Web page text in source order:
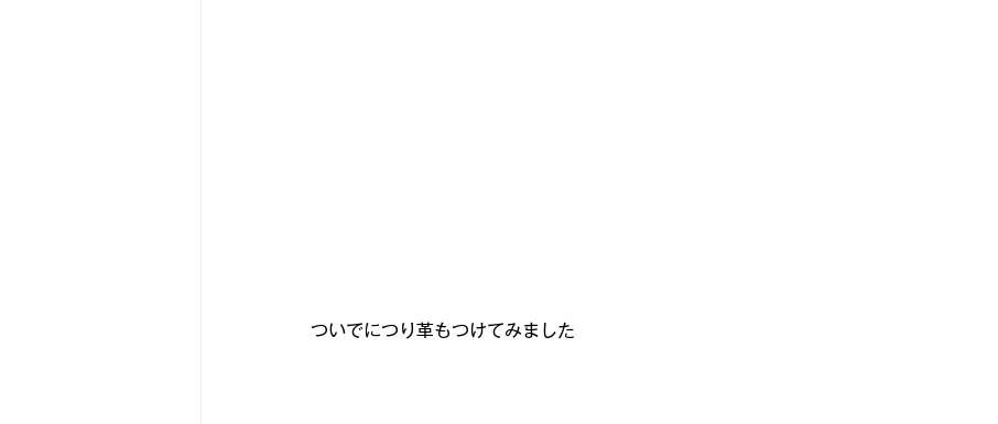
ついでにつり革もつけてみました